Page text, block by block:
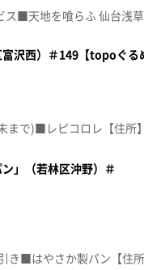
沢西）＃149【topoぐる
」（若林区沖野）＃